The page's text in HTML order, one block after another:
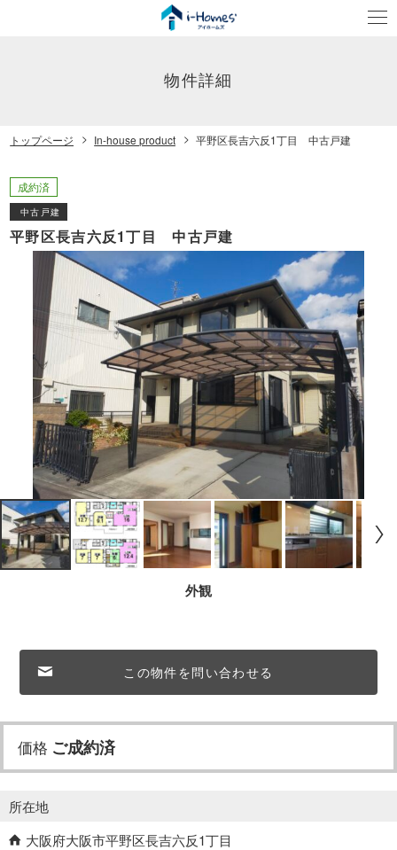
物件詳細
トップページ In-house product 平野区長吉六反1丁目 中古戸建
成約済
中古戸建
平野区長吉六反1丁目 中古戸建
外観
この物件を問い合わせる
価格 ご成約済
所在地
大阪府大阪市平野区長吉六反1丁目